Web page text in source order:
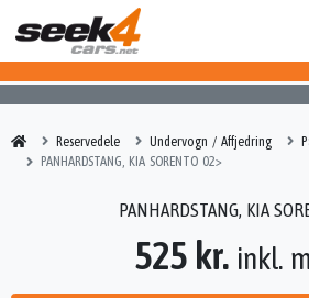
Reservedele Undervogn / Affjedring
PANHARDSTANG, KIA SORENTO 02>
525 kr. inkl.
PANHARDSTANG, KIA